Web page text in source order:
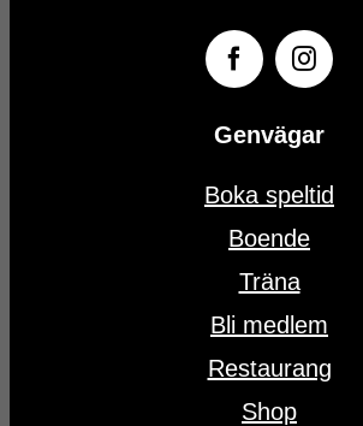
Genvägar
Boka speltid
Boende
Träna
Bli medlem
Restaurang
Shop